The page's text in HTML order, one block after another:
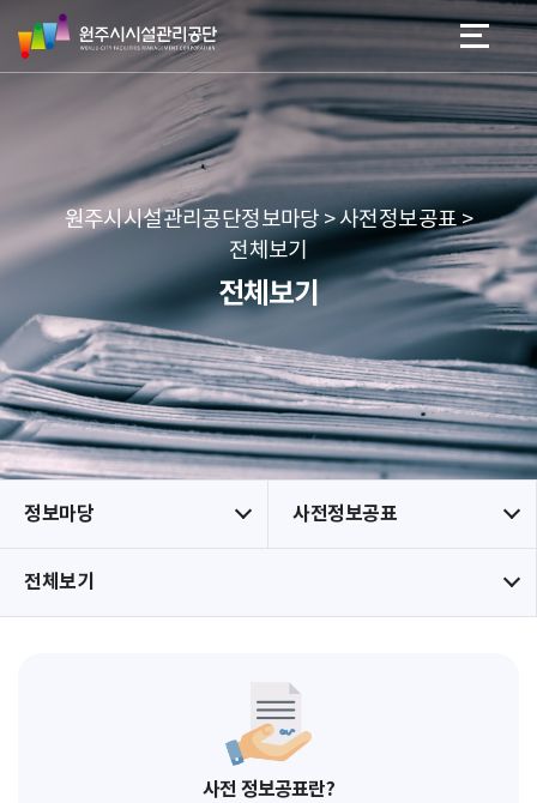
네
본문 바로가기
메뉴 바로가기
원
주
시
리
공
단
원주시시설관리공단정보마당 > 사전정보공표 >
전체보기
전체보기
정보마당 사전정보공표
전체보기
사전 정보공표란?